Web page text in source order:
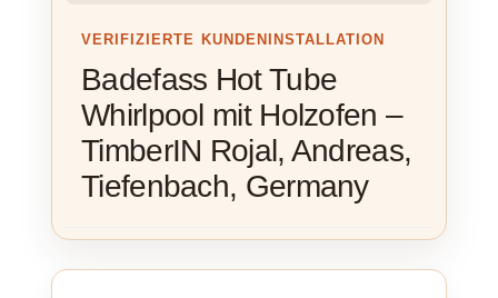
VERIFIZIERTE KUNDENINSTALLATION
Badefass Hot Tube
Whirlpool mit Holzofen –
TimberIN Rojal, Andreas,
Tiefenbach, Germany